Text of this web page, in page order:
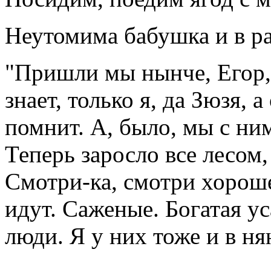
Неутомима бабушка и в
"Пришли мы нынче, Егор,
знает, только я, да Зюзя,
помнит. А, было, мы с ним
Теперь заросло все
Смотри-ка, смотри
идут. Саженые. Богатая
люди. Я у них тоже и в